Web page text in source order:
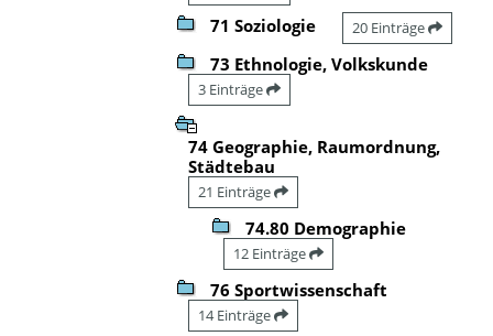
71 Soziologie 20 Einträge
73 Ethnologie, Volkskunde
3 Einträge
74 Geographie, Raumordnung,
Städtebau
21 Einträge
74.80 Demographie
12 Einträge
76 Sportwissenschaft
14 Einträge